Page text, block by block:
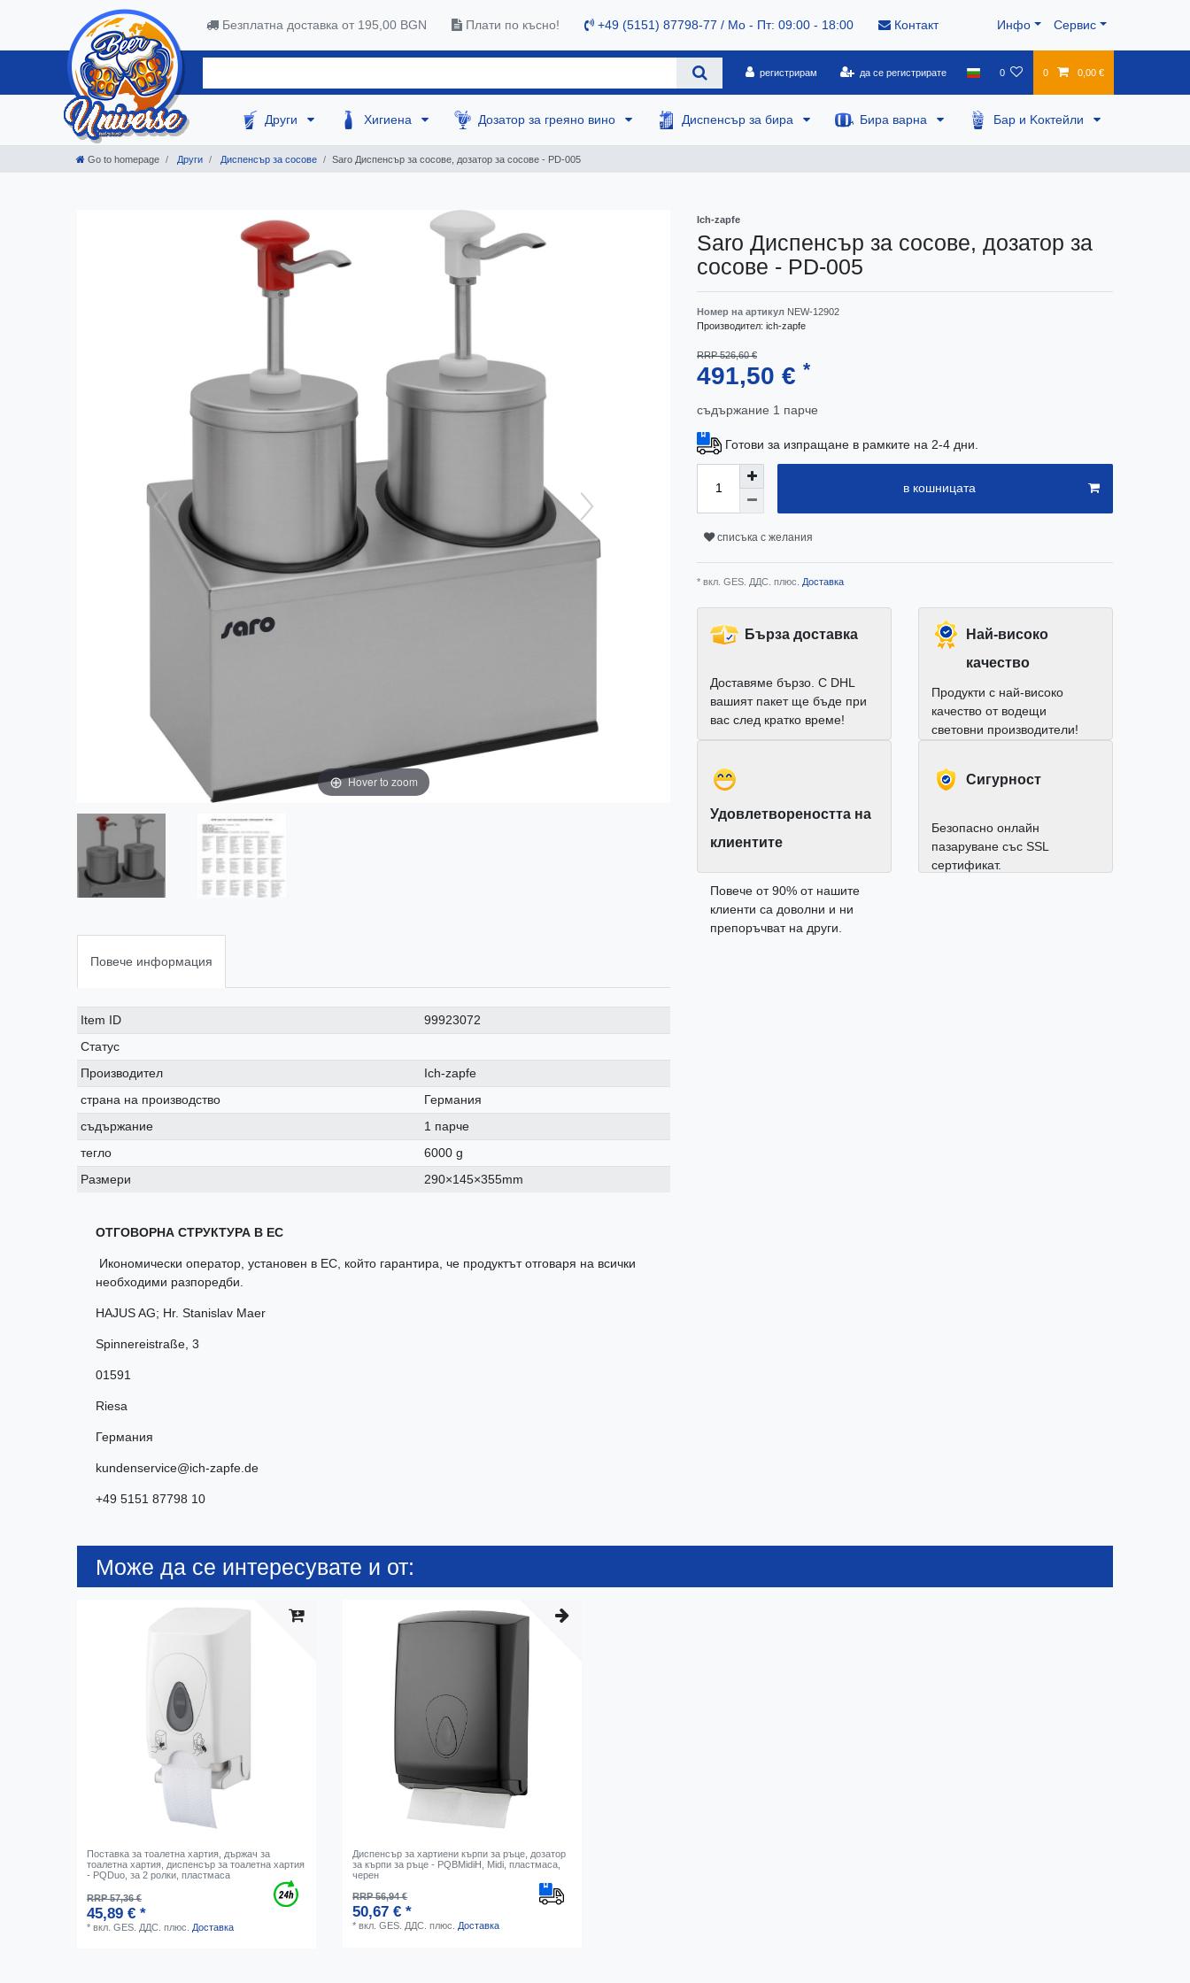
Безплатна доставка от 195,00 BGN Плати по късно! +49 (5151) 87798-77 / Mo - Пт: 09:00 - 18:00 Контакт Инфо Сервис
регистрирам да се регистрирате 0 0 0,00 €
Други Хигиена Дозатор за греяно вино Диспенсър за бира Бира варна Бар и Kоктейли
Go to homepage Други Диспенсър за сосове Saro Диспенсър за сосове, дозатор за сосове - PD-005
Hover to zoom
Повече информация
Ceres::Template.singleItemTechnicalDataAttribute
Ceres::Template.singleItemTechnicalDataValue
Item ID
99923072
Статус
Производител
Ich-zapfe
страна на производство
Германия
съдържание
1 парче
тегло
6000 g
Размери
290×145×355mm
ОТГОВОРНА СТРУКТУРА В ЕС
Икономически оператор, установен в ЕС, който гарантира, че продуктът отговаря на всички
необходими разпоредби.
HAJUS AG; Hr. Stanislav Maer
Spinnereistraße 3
01591
Riesa
Германия
kundenservice@ich-zapfe.de
+49 5151 87798 10
Ich-zapfe
Saro Диспенсър за сосове, дозатор за
сосове - PD-005
Номер на артикул NEW-12902
Производител: ich-zapfe
RRP 526,60 €
491,50 € *
съдържание 1 парче
Готови за изпращане в рамките на 2-4 дни.
в кошницата
списъка с желания
* вкл. GES. ДДС. плюс. Доставка
Бърза доставка
Доставяме бързо. С DHL
вашият пакет ще бъде при
вас след кратко време!
Най-високо
качество
Продукти с най-високо
качество от водещи
световни производители!
Удовлетвореността на
клиентите
Повече от 90% от нашите
клиенти са доволни и ни
препоръчват на други.
Cигурност
Безопасно онлайн
пазаруване със SSL
сертификат.
Може да се интересувате и от:
Поставка за тоалетна хартия, държач за
тоалетна хартия, диспенсър за тоалетна хартия
- PQDuo, за 2 ролки, пластмаса
RRP 57,36 €
45,89 € *
*вкл. GES. ДДС. плюс. Доставка
Диспенсър за хартиени кърпи за ръце, дозатор
за кърпи за ръце - PQBMidiH, Midi, пластмаса,
черен
RRP 56,94 €
50,67 € *
*вкл. GES. ДДС. плюс. Доставка